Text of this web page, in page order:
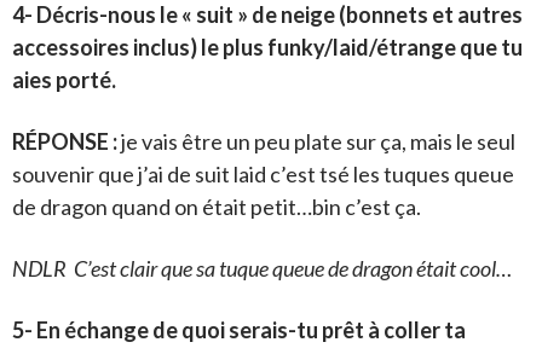
4- Décris-nous le « suit » de neige (bonnets et autres
accessoires inclus) le plus funky/laid/étrange que tu
aies porté.
RÉPONSE :je vais être un peu plate sur ça, mais le seul
souvenir que j’ai de suit laid c’est tsé les tuques queue
de dragon quand on était petit…bin c’est ça.
NDLR C’est clair que sa tuque queue de dragon était cool…
5- En échange de quoi serais-tu prêt à coller ta